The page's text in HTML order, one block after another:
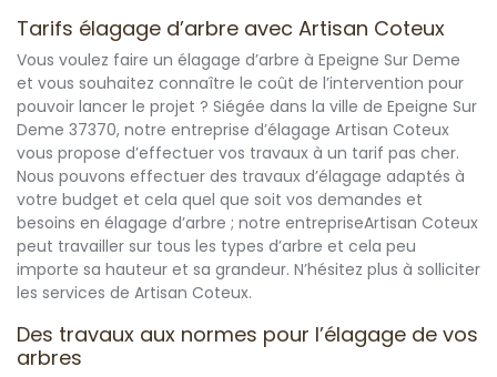
Tarifs élagage d’arbre avec Artisan Coteux
Vous voulez faire un élagage d’arbre à Epeigne Sur Deme
et vous souhaitez connaître le coût de l’intervention pour
pouvoir lancer le projet ? Siégée dans la ville de Epeigne Sur
Deme 37370, notre entreprise d’élagage Artisan Coteux
vous propose d’effectuer vos travaux à un tarif pas cher.
Nous pouvons effectuer des travaux d’élagage adaptés à
votre budget et cela quel que soit vos demandes et
besoins en élagage d’arbre ; notre entrepriseArtisan Coteux
peut travailler sur tous les types d’arbre et cela peu
importe sa hauteur et sa grandeur. N’hésitez plus à solliciter
les services de Artisan Coteux.
Des travaux aux normes pour l’élagage de vos
arbres